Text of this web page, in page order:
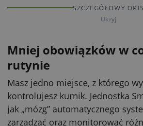
SZCZEGÓŁOWY OPIS
Ukryj
Mniej obowiązków w
rutynie
Masz jedno miejsce, z którego
kontrolujesz kurnik. Jednostka
jak „mózg” automatycznego
zarządzać oraz monitorować